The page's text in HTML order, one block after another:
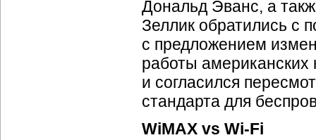
Дональд Эванс, а
Зеллик обратились с
с предложением
работы американских
и согласился
стандарта для
WiMAX vs Wi-Fi